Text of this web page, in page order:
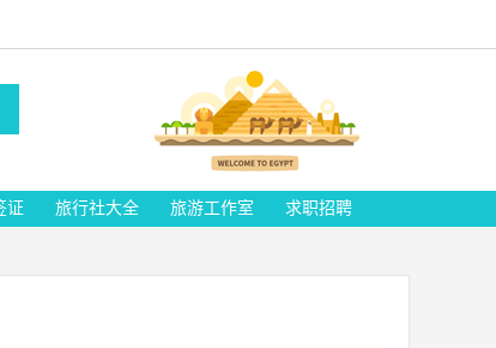
证 旅行社大全 旅游工作室 求职招聘